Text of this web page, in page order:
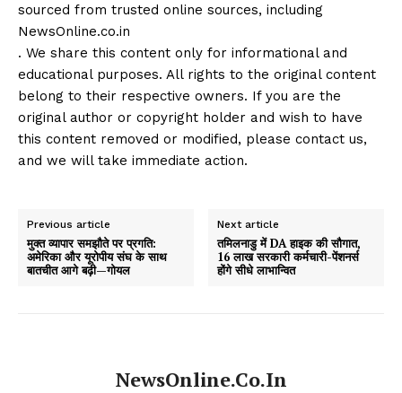
sourced from trusted online sources, including
NewsOnline.co.in
. We share this content only for informational and
educational purposes. All rights to the original content
belong to their respective owners. If you are the
original author or copyright holder and wish to have
this content removed or modified, please contact us,
and we will take immediate action.
Previous article
मुक्त व्यापार समझौते पर प्रगति:
अमेरिका और यूरोपीय संघ के साथ
बातचीत आगे बढ़ी—गोयल
Next article
तमिलनाडु में DA हाइक की सौगात,
16 लाख सरकारी कर्मचारी-पेंशनर्स
होंगे सीधे लाभान्वित
NewsOnline.co.in